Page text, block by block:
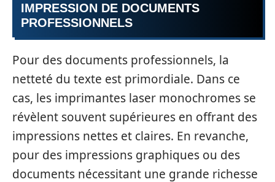
IMPRESSION DE DOCUMENTS
PROFESSIONNELS
Pour des documents professionnels, la
netteté du texte est primordiale. Dans ce
cas, les imprimantes laser monochromes se
révèlent souvent supérieures en offrant des
impressions nettes et claires. En revanche,
pour des impressions graphiques ou des
documents nécessitant une grande richesse